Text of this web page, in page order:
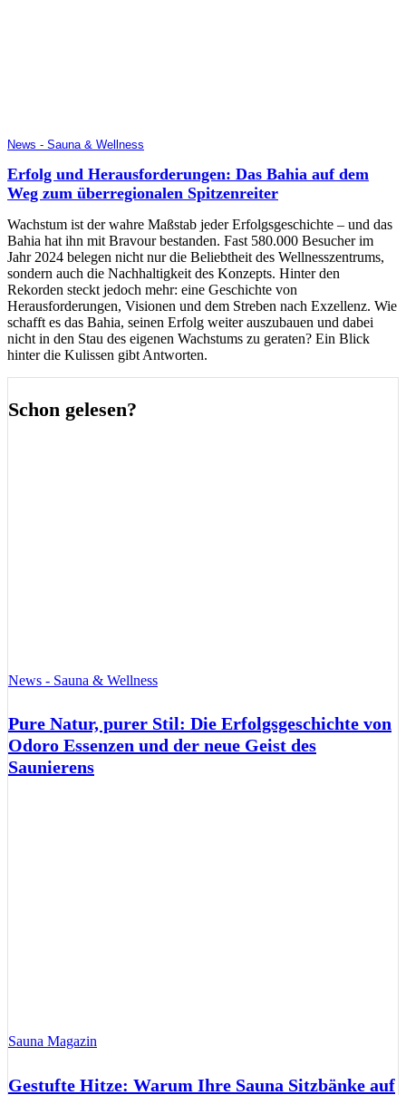
News - Sauna & Wellness
Erfolg und Herausforderungen: Das Bahia auf dem
Weg zum überregionalen Spitzenreiter
Wachstum ist der wahre Maßstab jeder Erfolgsgeschichte – und das
Bahia hat ihn mit Bravour bestanden. Fast 580.000 Besucher im
Jahr 2024 belegen nicht nur die Beliebtheit des Wellnesszentrums,
sondern auch die Nachhaltigkeit des Konzepts. Hinter den
Rekorden steckt jedoch mehr: eine Geschichte von
Herausforderungen, Visionen und dem Streben nach Exzellenz. Wie
schafft es das Bahia, seinen Erfolg weiter auszubauen und dabei
nicht in den Stau des eigenen Wachstums zu geraten? Ein Blick
hinter die Kulissen gibt Antworten.
Schon gelesen?
News - Sauna & Wellness
Pure Natur, purer Stil: Die Erfolgsgeschichte von
Odoro Essenzen und der neue Geist des
Saunierens
Sauna Magazin
Gestufte Hitze: Warum Ihre Sauna Sitzbänke auf